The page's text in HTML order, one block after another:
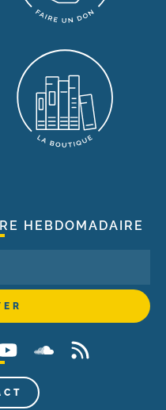
HEBDOMADAIRE